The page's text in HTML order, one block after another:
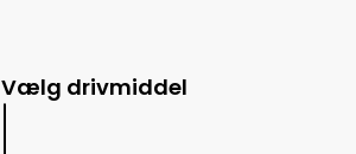
Vælg drivmiddel